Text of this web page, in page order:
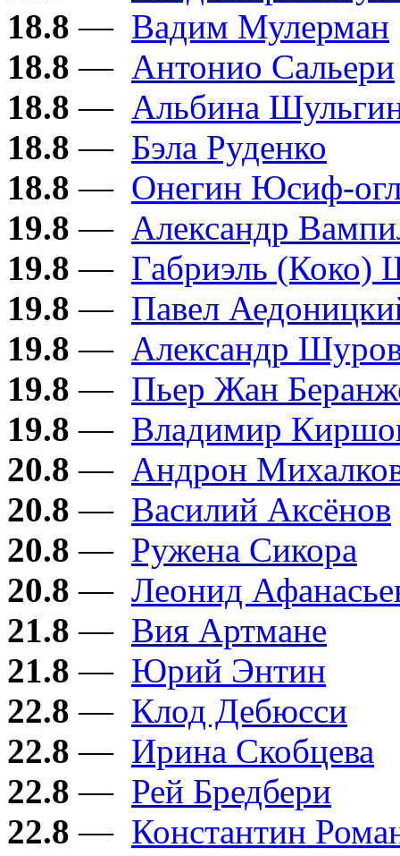
18.8 — Вадим Мулерман
18.8 — Антонио Сальери
18.8 — Альбина
18.8 — Бэла Руденко
18.8 — Онегин Юсиф-
19.8 — Александр
19.8 — Габриэль (Коко)
19.8 — Павел
19.8 — Александр
19.8 — Пьер Жан
19.8 — Владимир
20.8 — Андрон
20.8 — Василий Аксёнов
20.8 — Ружена Сикора
20.8 — Леонид
21.8 — Вия Артмане
21.8 — Юрий Энтин
22.8 — Клод Дебюсси
22.8 — Ирина Скобцева
22.8 — Рей Бредбери
22.8 — Константин